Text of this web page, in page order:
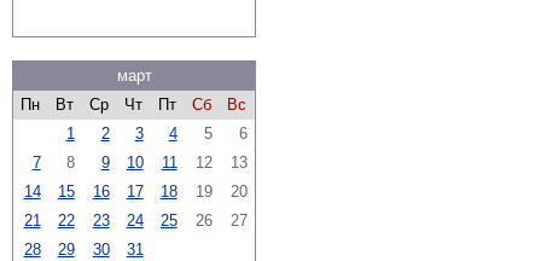
март
Пн
Вт Ср Чт Пт Сб
Вс
1
2 3 4 5
6
7
8 9 10 11 12
13
14
15 16 17 18 19
20
21
22 23 24 25 26
27
28
29 30 31